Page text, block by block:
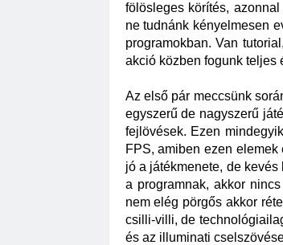
fölösleges körítés,
ne tudnánk kényelmesen
programokban. Van
akció közben fogunk teljes
Az első pár meccsünk
egyszerű de nagyszerű
fejlövések. Ezen
FPS, amiben ezen
jó a játékmenete, de
a programnak, akkor
nem elég pörgős akkor
csilli-villi, de
és az illuminati